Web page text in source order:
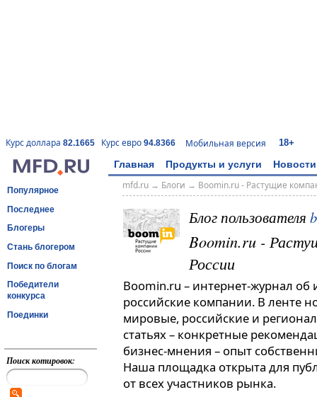
Курс доллара 82.1665 Курс евро 94.8366 Мобильная версия 18+
Главная Продукты и услуги Новости
Популярное
Последнее
Блогеры
Стань блогером
Поиск по блогам
Победители
конкурса
Поединки
Поиск котировок:
mfd.ru→ Блоги → Boomin.ru - Растущие
Блог пользователя
Boomin.ru -
России
Boomin.ru – интернет-журнал об
российские компании. В ленте
мировые, российские и
статьях – конкретные
бизнес-мнения – опыт
Наша площадка открыта для
от всех участников рынка.